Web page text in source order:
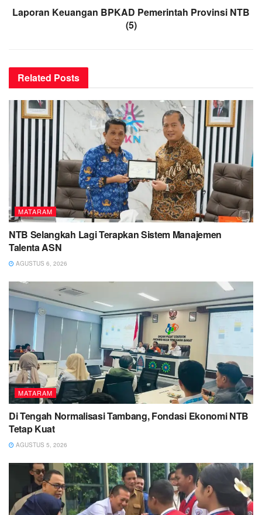
Laporan Keuangan BPKAD Pemerintah Provinsi NTB
(5)
Related Posts
MATARAM
NTB Selangkah Lagi Terapkan Sistem Manajemen
Talenta ASN
AGUSTUS 6, 2026
MATARAM
Di Tengah Normalisasi Tambang, Fondasi Ekonomi NTB
Tetap Kuat
AGUSTUS 5, 2026